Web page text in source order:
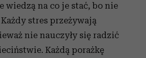
wiedzą na co je stać, bo nie
stres przeżywają
nie nauczyły się radzić
Każdą porażkę